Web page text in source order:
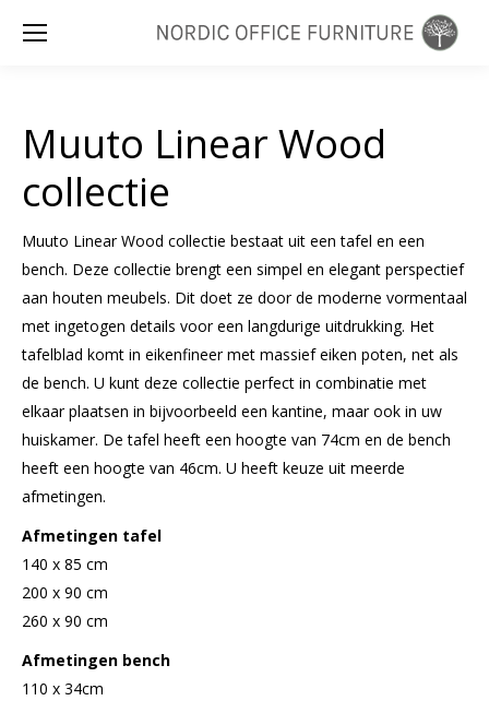
Muuto Linear Wood
collectie
Muuto Linear Wood collectie bestaat uit een tafel en een
bench. Deze collectie brengt een simpel en elegant perspectief
aan houten meubels. Dit doet ze door de moderne vormentaal
met ingetogen details voor een langdurige uitdrukking. Het
tafelblad komt in eikenfineer met massief eiken poten, net als
de bench. U kunt deze collectie perfect in combinatie met
elkaar plaatsen in bijvoorbeeld een kantine, maar ook in uw
huiskamer. De tafel heeft een hoogte van 74cm en de bench
heeft een hoogte van 46cm. U heeft keuze uit meerde
afmetingen.
Afmetingen tafel
140 x 85 cm
200 x 90 cm
260 x 90 cm
Afmetingen bench
110 x 34cm